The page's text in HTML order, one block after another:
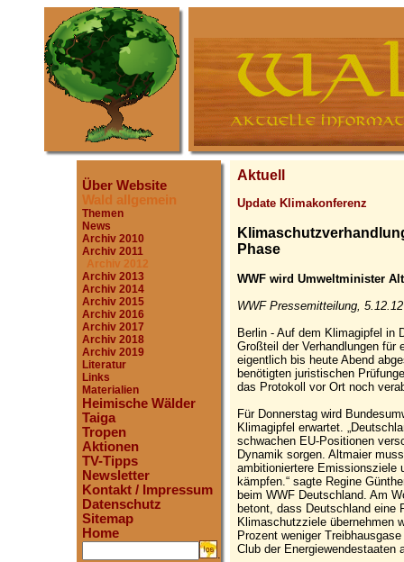
Über Website
Wald allgemein
Themen
News
Archiv 2010
Archiv 2011
Archiv 2012
Archiv 2013
Archiv 2014
Archiv 2015
Archiv 2016
Archiv 2017
Archiv 2018
Archiv 2019
Literatur
Links
Materialien
Heimische Wälder
Taiga
Tropen
Aktionen
TV-Tipps
Newsletter
Kontakt / Impressum
Datenschutz
Sitemap
Home
.
Aktuell
Update Klimakonferenz
Phase
WWF wird Umweltminister
WWF Pressemitteilung, 5.12.12
Berlin - Auf dem Klimagipfel in
Großteil der Verhandlungen
eigentlich bis heute Abend
benötigten juristischen
das Protokoll vor Ort noch
Für Donnerstag wird
Klimagipfel erwartet.
schwachen EU-Positionen
Dynamik sorgen. Altmaier
ambitioniertere Emissionsziele
kämpfen.“ sagte Regine
beim WWF Deutschland. Am
betont, dass Deutschland eine
Klimaschutzziele übernehmen
Prozent weniger
Club der